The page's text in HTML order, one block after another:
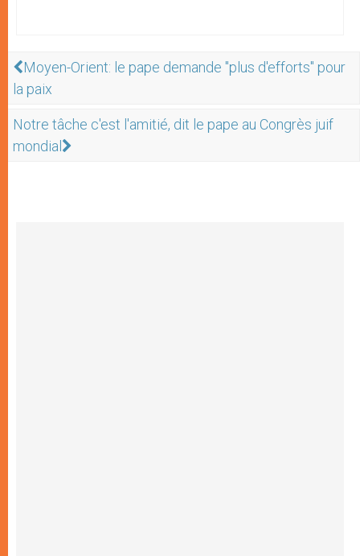
Moyen-Orient: le pape demande "plus d'efforts" pour
la paix
Notre tâche c'est l'amitié, dit le pape au Congrès juif
mondial